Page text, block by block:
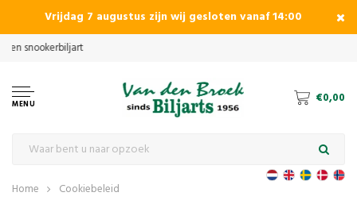
Vrijdag 7 augustus zijn wij gesloten vanaf 14:00
MENU €0,00
Home Cookiebeleid